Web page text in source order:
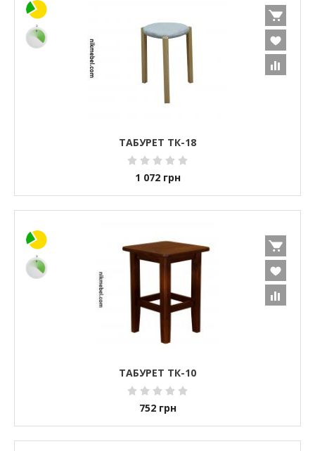
ТАБУРЕТ ТК-18
1 072 грн
ТАБУРЕТ ТК-10
752 грн